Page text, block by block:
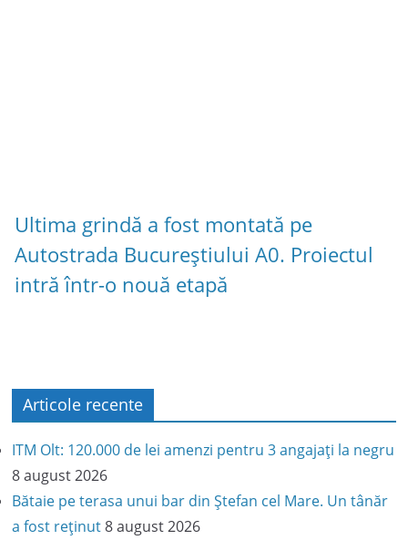
Ultima grindă a fost montată pe
Autostrada Bucureștiului A0. Proiectul
intră într-o nouă etapă
Articole recente
ITM Olt: 120.000 de lei amenzi pentru 3 angajați la negru
8 august 2026
Bătaie pe terasa unui bar din Ștefan cel Mare. Un tânăr
a fost reținut 8 august 2026